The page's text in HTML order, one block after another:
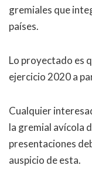
gremiales que
países.
Lo proyectado es
ejercicio 2020 a
Cualquier
la gremial avícola
presentaciones
auspicio de esta.